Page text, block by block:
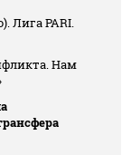
Лига PARI.
Нам